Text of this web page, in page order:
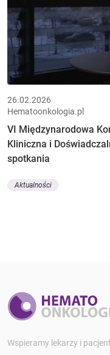
26.02.2026
Hematoonkologia.pl
VI Międzynarodowa
Kliniczna i
spotkania
Aktualności
Wspieramy lekarzy i